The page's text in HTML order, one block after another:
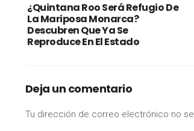
¿Quintana Roo Será Refugio De
La Mariposa Monarca?
Descubren Que Ya Se
Reproduce En El Estado
Deja un comentario
Tu dirección de correo electrónico no